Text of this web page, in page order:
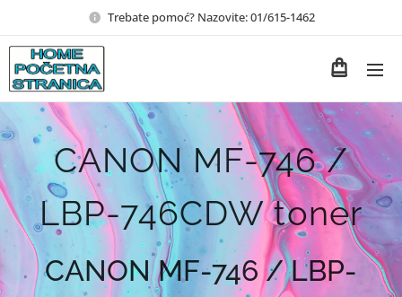
Trebate pomoć? Nazovite: 01/615-1462
CANON MF-746 /
LBP-746CDW toner
CANON MF-746 / LBP-